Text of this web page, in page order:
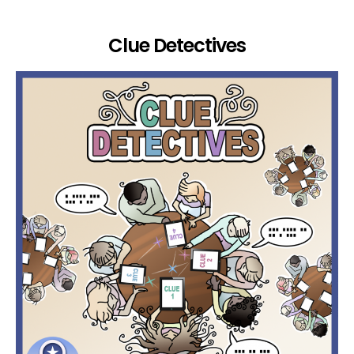
Clue Detectives